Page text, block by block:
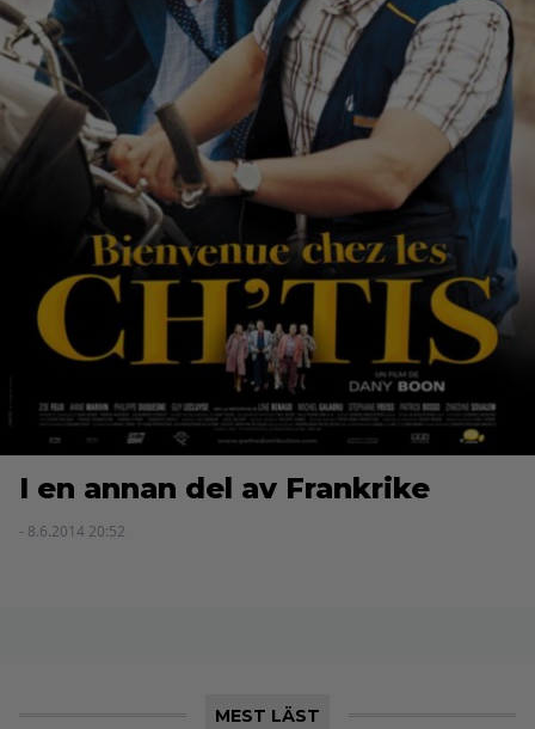
I en annan del av Frankrike
- 8.6.2014 20:52
MEST LÄST